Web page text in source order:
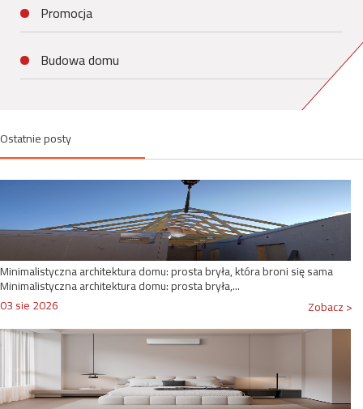
Promocja
Budowa domu
Ostatnie posty
Minimalistyczna architektura domu: prosta bryła, która broni się sama
Minimalistyczna architektura domu: prosta bryła,...
03 sie 2026
Zobacz >